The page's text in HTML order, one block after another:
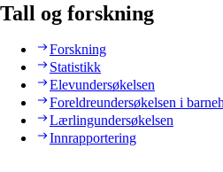
Tall og forskning
Forskning
Statistikk
Elevundersøkelsen
Foreldreundersøkelsen i
Lærlingundersøkelsen
Innrapportering